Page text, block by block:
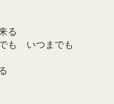
る
も いつまでも